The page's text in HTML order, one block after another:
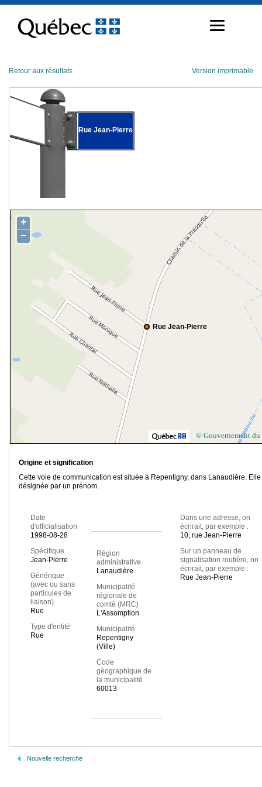
contenu
Retour aux résultats Version imprimable
Rue Jean-Pierre
Rue Jean-Pierre
+
−
© Gouvernement du
Origine et signification
Cette voie de communication est située à Repentigny, dans Lanaudière. Elle
désignée par un prénom.
Date
d'officialisation
1998-08-28
Spécifique
Jean-Pierre
Générique
(avec ou sans
particules de
liaison)
Rue
Type d'entité
Rue
Région
administrative
Lanaudière
Municipalité
régionale de
comté (MRC)
L'Assomption
Municipalité
Repentigny
(Ville)
Code
géographique de
la municipalité
60013
Dans une adresse, on
écrirait, par exemple :
10, rue Jean-Pierre
Sur un panneau de
signalisation routière, on
écrirait, par exemple :
Rue Jean-Pierre
Nouvelle recherche